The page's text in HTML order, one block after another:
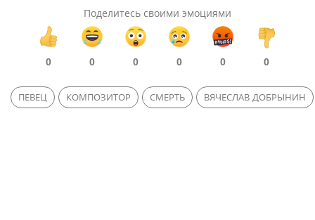
Поделитесь своими эмоциями
0 0 0 0 0 0
ПЕВЕЦ КОМПОЗИТОР СМЕРТЬ ВЯЧЕСЛАВ ДОБРЫНИН